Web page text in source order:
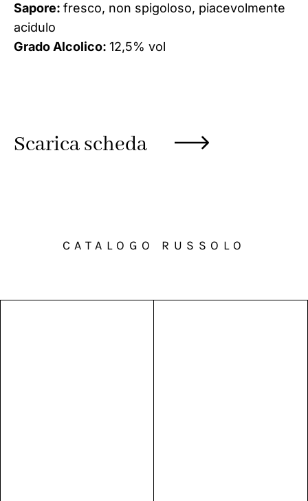
Sapore: fresco, non spigoloso, piacevolmente
acidulo
Grado Alcolico: 12,5% vol
Scarica scheda
CATALOGO RUSSOLO